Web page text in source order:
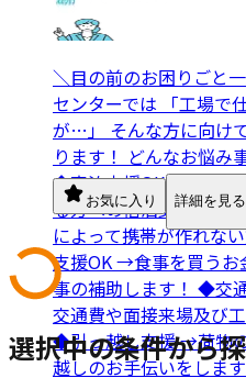
＼目の前のお困りごと
センターでは 「工場で
が…」 そんな方に向け
ります！ どんなお悩み
◆宿泊支援OK →ネカフ
る方への宿泊支援しま
によって携帯が作れな
支援OK →食事を買うお
事の補助します！ ◆交
交通費や面接来場及び
◆引っ越し支援 →荷物
越しのお手伝いをしま
お気に入り 詳細を見る
選択中の条件から